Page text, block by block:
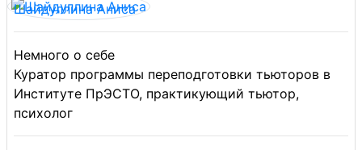
Шайдуллина Аниса
Немного о себе
Куратор программы переподготовки тьюторов в
Институте ПрЭСТО, практикующий тьютор,
психолог